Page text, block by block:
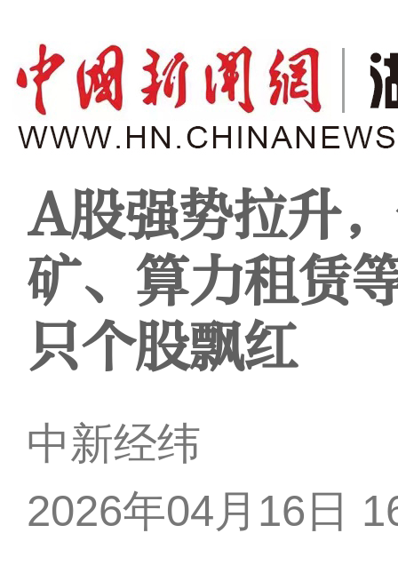
A股强势拉升
矿、算力租赁
只个股飘红
中新经纬
2026年04月16日